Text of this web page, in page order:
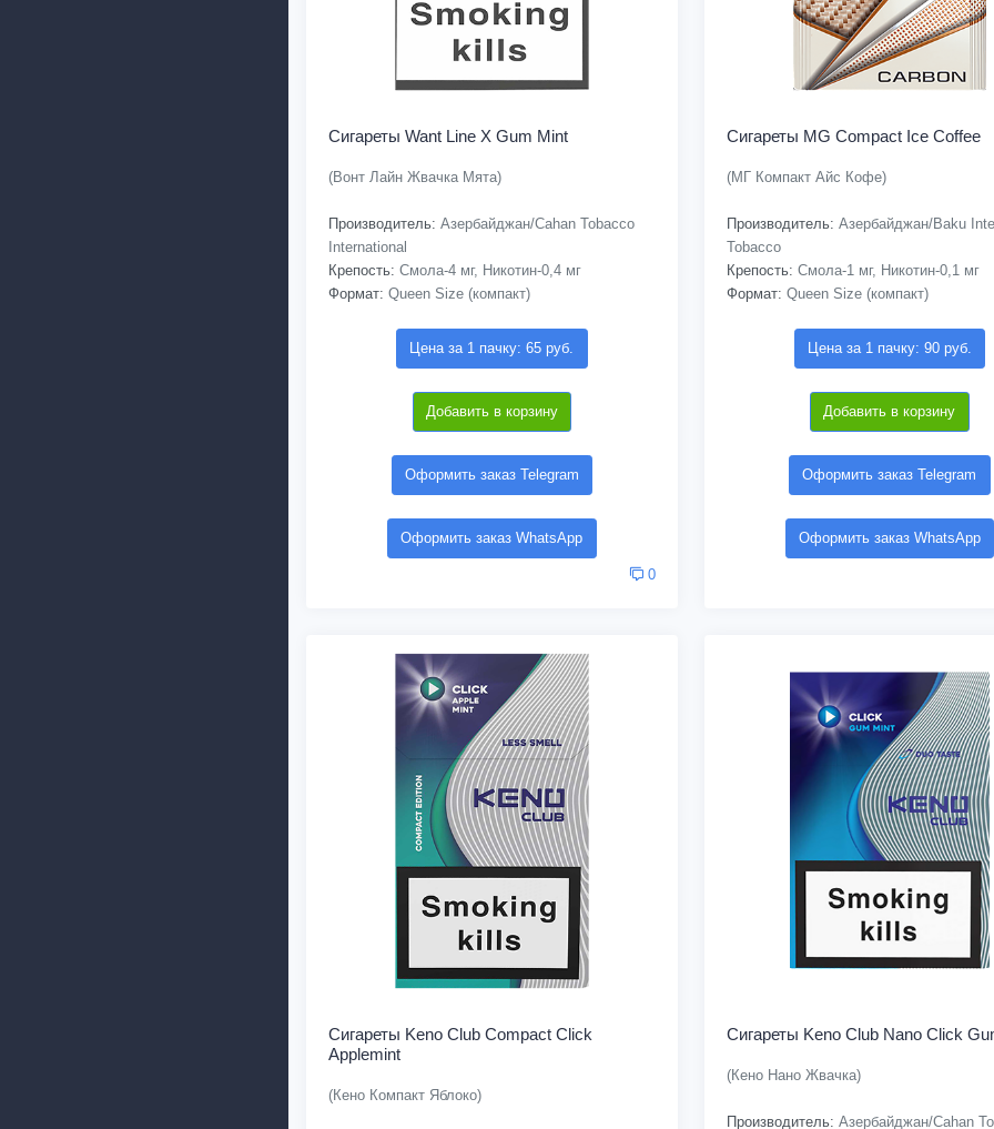
Сигареты Want Line X Gum Mint
(Вонт Лайн Жвачка Мята)
Производитель: Азербайджан/Cahan Tobacco
International
Крепость: Смола-4 мг, Никотин-0,4 мг
Формат: Queen Size (компакт)
Цена за 1 пачку: 65 руб.
Добавить в корзину
Оформить заказ Telegram
Оформить заказ WhatsApp
0
Сигареты MG Compact Ice Coffee
(МГ Компакт Айс Кофе)
Производитель: Азербайджан/Baku
Tobacco
Крепость: Смола-1 мг, Никотин-0,1 мг
Формат: Queen Size (компакт)
Цена за 1 пачку: 90 руб.
Добавить в корзину
Оформить заказ Telegram
Оформить заказ WhatsApp
Сигареты Keno Club Compact Click
Applemint
(Кено Компакт Яблоко)
Сигареты Keno Club Nano Click
(Кено Нано Жвачка)
Производитель: Азербайджан/Cahan